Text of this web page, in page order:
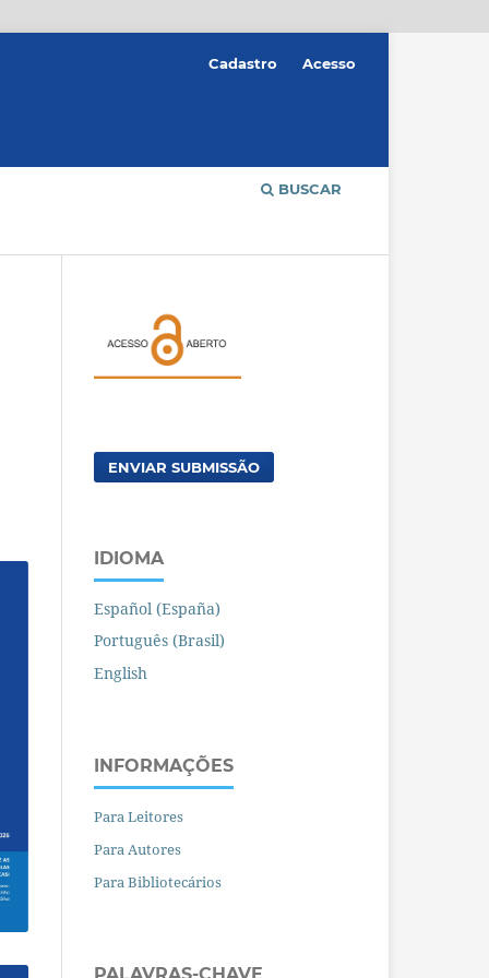
BUSCAR
Cadastro Acesso
ENVIAR SUBMISSÃO
IDIOMA
Español (España)
Português (Brasil)
English
INFORMAÇÕES
Para Leitores
Para Autores
Para Bibliotecários